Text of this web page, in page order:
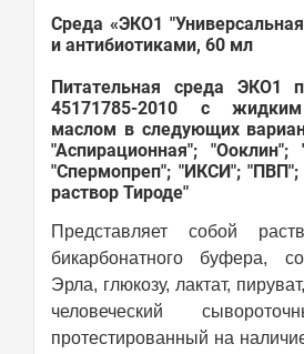
Среда «ЭКО1
и антибиотиками, 60 мл
Питательная среда ЭКО1
45171785-2010 с
маслом в следующих
"Аспирационная"; "Ооклин";
"Спермопреп"; "ИКСИ"; "ПВП";
раствор Тироде"
Представляет собой
бикарбонатного буфера,
Эрла, глюкозу, лактат,
человеческий
протестированный на